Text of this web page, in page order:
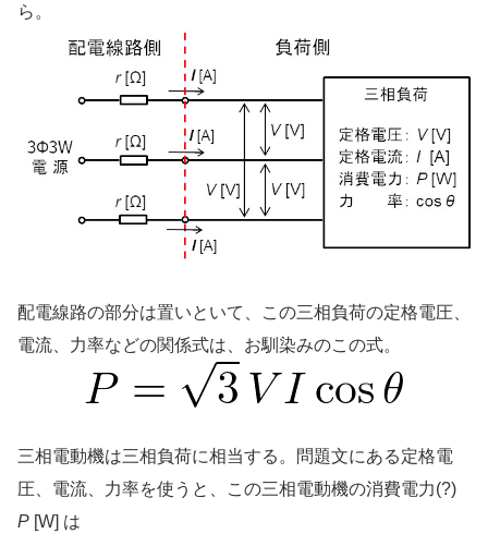
ら。
配電線路の部分は置いといて、この三相負荷の定格電圧、
電流、力率などの関係式は、お馴染みのこの式。
三相電動機は三相負荷に相当する。問題文にある定格電
圧、電流、力率を使うと、この三相電動機の消費電力(?)
P [W] は